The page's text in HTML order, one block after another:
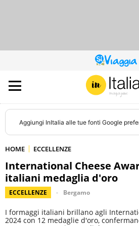
QUESTO
SITO
DI
Aggiungi InItalia alle tue fonti Google
HOME ECCELLENZE
International Cheese
italiani medaglia d'oro
ECCELLENZE Bergamo
I formaggi italiani brillano agli
2024 con 12 medaglie d'oro,